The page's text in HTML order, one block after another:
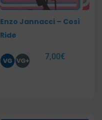
Enzo Jannacci – Così
Ride
7,00€